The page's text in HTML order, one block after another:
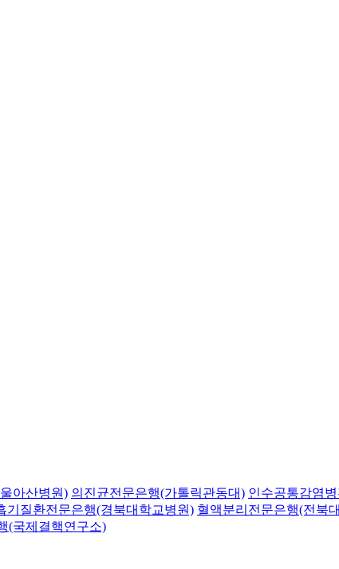
아산병원) 의진균전문은행(가톨릭관동대) 인수공통감염
기질환전문은행(경북대학교병원) 혈액분리전문은행(전북
(국제결핵연구소)